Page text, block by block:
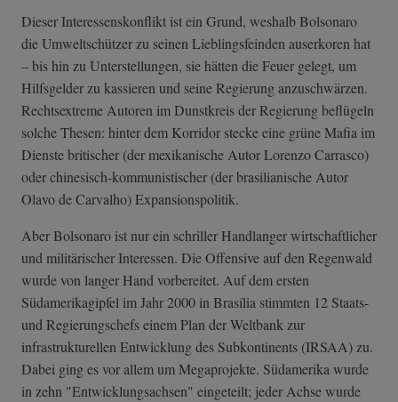
Dieser Interessenskonflikt ist ein Grund, weshalb Bolsonaro
die Umweltschützer zu seinen Lieblingsfeinden auserkoren hat
– bis hin zu Unterstellungen, sie hätten die Feuer gelegt, um
Hilfsgelder zu kassieren und seine Regierung anzuschwärzen.
Rechtsextreme Autoren im Dunstkreis der Regierung beflügeln
solche Thesen: hinter dem Korridor stecke eine grüne Mafia im
Dienste britischer (der mexikanische Autor Lorenzo Carrasco)
oder chinesisch-kommunistischer (der brasilianische Autor
Olavo de Carvalho) Expansionspolitik.
Aber Bolsonaro ist nur ein schriller Handlanger wirtschaftlicher
und militärischer Interessen. Die Offensive auf den Regenwald
wurde von langer Hand vorbereitet. Auf dem ersten
Südamerikagipfel im Jahr 2000 in Brasília stimmten 12 Staats-
und Regierungschefs einem Plan der Weltbank zur
infrastrukturellen Entwicklung des Subkontinents (IRSAA) zu.
Dabei ging es vor allem um Megaprojekte. Südamerika wurde
in zehn "Entwicklungsachsen" eingeteilt; jeder Achse wurde